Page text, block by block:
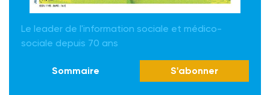
Le leader de l'information sociale et médico-
sociale depuis 70 ans
Sommaire S'abonner